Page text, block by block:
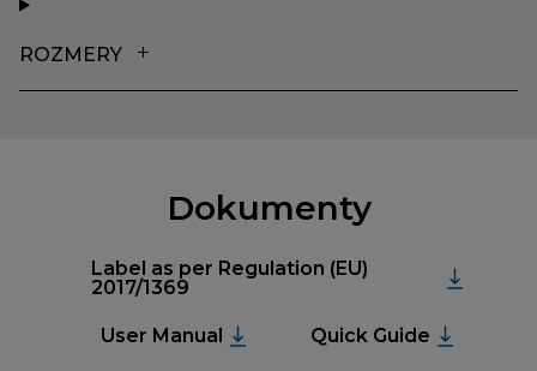
ROZMERY
Dokumenty
Label as per Regulation (EU)
2017/1369
User Manual Quick Guide